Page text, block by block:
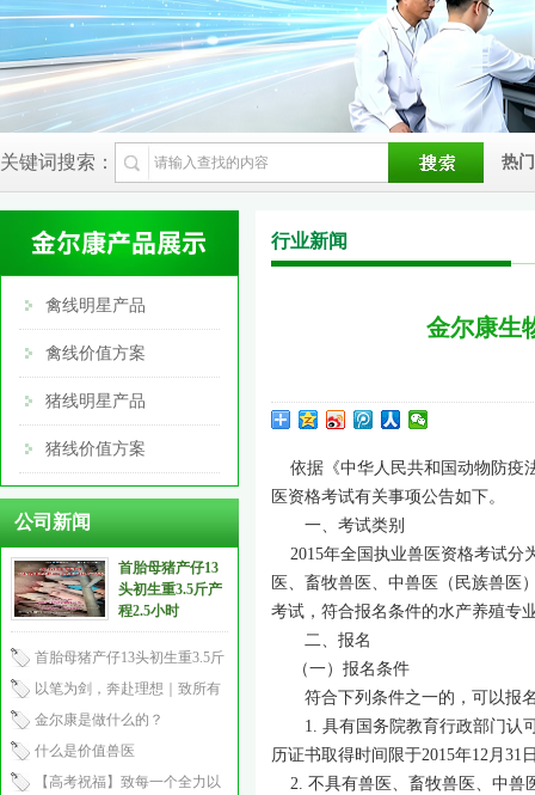
关键词搜索： 热
行业新闻
金尔康生
依据《中华人民共和国动物防疫
医资格考试有关事项公告如下。
一、考试类别
2015年全国执业兽医资格考试分
医、畜牧兽医、中兽医（民族兽医
考试，符合报名条件的水产养殖专
二、报名
（一）报名条件
符合下列条件之一的，可以报名
1. 具有国务院教育行政部门认可
历证书取得时间限于2015年12月31
2. 不具有兽医、畜牧兽医、中兽
禽线明星产品
禽线价值方案
猪线明星产品
猪线价值方案
公司新闻
首胎母猪产仔13
头初生重3.5斤产
程2.5小时
首胎母猪产仔13头初生重3.5斤
产程2.5小时
以笔为剑，奔赴理想｜致所有
中考少年
金尔康是做什么的？
什么是价值兽医
【高考祝福】致每一个全力以